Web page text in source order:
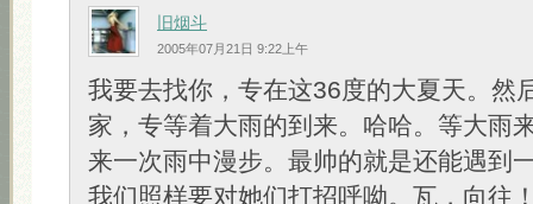
旧烟斗
2005年07月21日 9:22上午
我要去找你，专在这36度的大夏天。然
家，专等着大雨的到来。哈哈。等大雨
来一次雨中漫步。最帅的就是还能遇到
我们照样要对她们打招呼呦。瓦，向往